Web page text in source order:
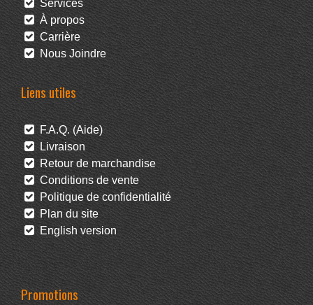
Services
À propos
Carrière
Nous Joindre
Liens utiles
F.A.Q. (Aide)
Livraison
Retour de marchandise
Conditions de vente
Politique de confidentialité
Plan du site
English version
Promotions